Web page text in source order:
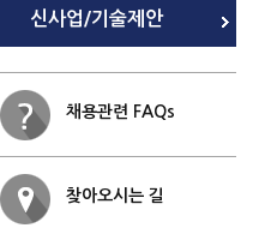
신사업/기술제안
채용관련 FAQs
찾아오시는 길